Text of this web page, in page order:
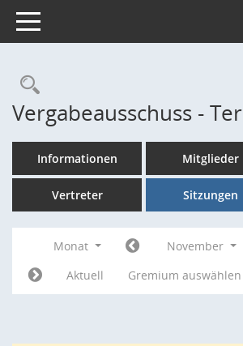
Toggle navigation
Rechercheauswahl
Vergabeausschuss -
Informationen Mitglieder
Vertreter Sitzungen
Monat November
Aktuell
Gremium auswählen